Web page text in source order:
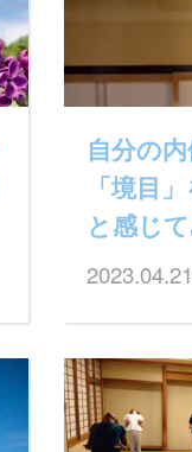
自分の
「境目
と感じ
2023.04.21